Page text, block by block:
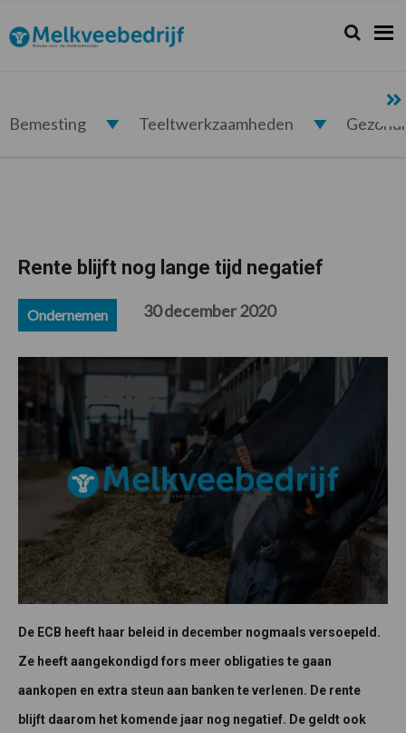
de
hoofdnavigatie
de
hoofd
de
eerste
de
voettekst
Melkveebedrijf.nl Zoeken...
Zoek
Bemesting Teeltwerkzaamheden
Rente blijft nog lange tijd negatief
Ondernemen 30 december 2020
De ECB heeft haar beleid in december nogmaals versoepeld.
Ze heeft aangekondigd fors meer obligaties te gaan
aankopen en extra steun aan banken te verlenen. De rente
blijft daarom het komende jaar nog negatief. De geldt ook